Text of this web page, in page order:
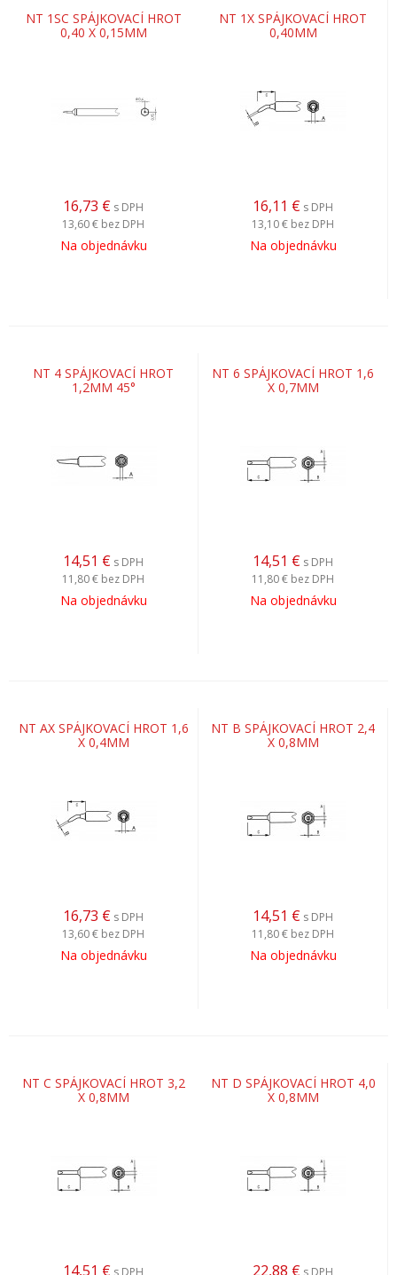
NT 1SC SPÁJKOVACÍ HROT
0,40 X 0,15MM
16,73 € s DPH
13,60 € bez DPH
Na objednávku
NT 1X SPÁJKOVACÍ HROT
0,40MM
16,11 € s DPH
13,10 € bez DPH
Na objednávku
NT 4 SPÁJKOVACÍ HROT
1,2MM 45°
14,51 € s DPH
11,80 € bez DPH
Na objednávku
NT 6 SPÁJKOVACÍ HROT 1,6
X 0,7MM
14,51 € s DPH
11,80 € bez DPH
Na objednávku
NT AX SPÁJKOVACÍ HROT 1,6
X 0,4MM
16,73 € s DPH
13,60 € bez DPH
Na objednávku
NT B SPÁJKOVACÍ HROT 2,4
X 0,8MM
14,51 € s DPH
11,80 € bez DPH
Na objednávku
NT C SPÁJKOVACÍ HROT 3,2
X 0,8MM
14,51 € s DPH
NT D SPÁJKOVACÍ HROT 4,0
X 0,8MM
22,88 € s DPH